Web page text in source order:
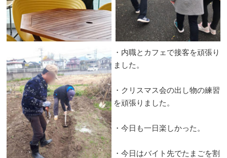
・内職とカフェで接客を頑張り
ました。
・クリスマス会の出し物の練習
を頑張りました。
・今日も一日楽しかった。
・今日はバイト先でたまごを割